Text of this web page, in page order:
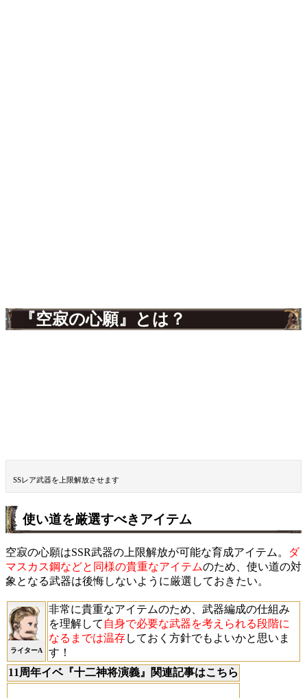
『空寂の心願』とは？
SSレア武器を上限解放させます
使い道を厳選すべきアイテム
空寂の心願はSSR武器の上限解放が可能な育成アイテム。
ダ
マスカス鋼などと同様の貴重なアイテムのため、使い道の対
象となる武器は後悔しないように厳選しておきたい。
ライターA
非常に貴重なアイテムのため、武器編成の仕組み
を理解して 自身で必要な武器を考えられる段階に
なるまでは温存しておく方針でもよいかと思いま
す！
11周年イベ『十二神将演義』関連記事はこちら